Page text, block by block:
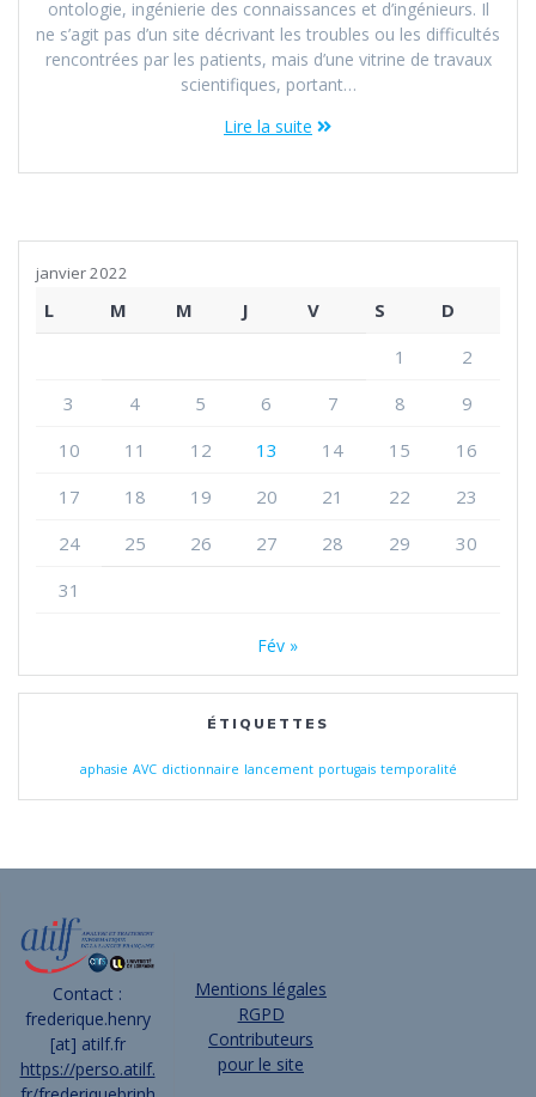
ontologie, ingénierie des connaissances et d’ingénieurs. Il
ne s’agit pas d’un site décrivant les troubles ou les difficultés
rencontrées par les patients, mais d’une vitrine de travaux
scientifiques, portant…
Lire la suite
janvier 2022
L M M J V S
D
1
2
3
4 5 6 7 8
9
10
11 12 13 14 15
16
17
18 19 20 21 22
23
24
25 26 27 28 29
30
31
Fév »
ÉTIQUETTES
aphasie AVC dictionnaire lancement portugais temporalité
Contact :
frederique.henry
[at] atilf.fr
https://perso.atilf.
Mentions légales
RGPD
Contributeurs
pour le site